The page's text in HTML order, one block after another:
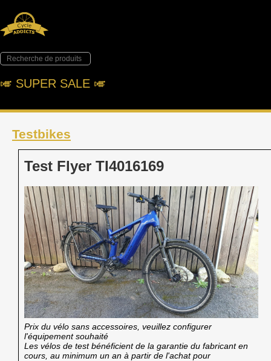
🎺︎ SUPER SALE 🎺︎
Testbikes
Test Flyer TI4016169
Prix du vélo sans accessoires, veuillez configurer
l'équipement souhaité
Les vélos de test bénéficient de la garantie du fabricant en
cours, au minimum un an à partir de l'achat pour